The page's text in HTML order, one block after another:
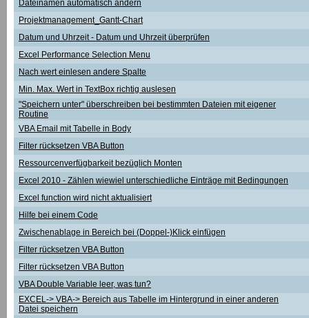
Dateinamen automatisch ändern
Projektmanagement_Gantt-Chart
Datum und Uhrzeit - Datum und Uhrzeit überprüfen
Excel Performance Selection Menu
Nach wert einlesen andere Spalte
Min. Max. Wert in TextBox richtig auslesen
"Speichern unter" überschreiben bei bestimmten Dateien mit eigener
Routine
VBA Email mit Tabelle in Body
Filter rücksetzen VBA Button
Ressourcenverfügbarkeit bezüglich Monten
Excel 2010 - Zählen wiewiel unterschiedliche Einträge mit Bedingungen
Excel function wird nicht aktualisiert
Hilfe bei einem Code
Zwischenablage in Bereich bei (Doppel-)Klick einfügen
Filter rücksetzen VBA Button
Filter rücksetzen VBA Button
VBA Double Variable leer, was tun?
EXCEL-> VBA-> Bereich aus Tabelle im Hintergrund in einer anderen
Datei speichern